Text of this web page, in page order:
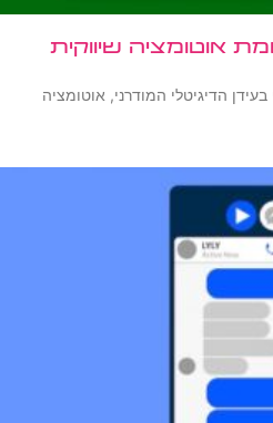
אוטומציה שיווקית
הדיגיטלי המודרני, אוטומציה